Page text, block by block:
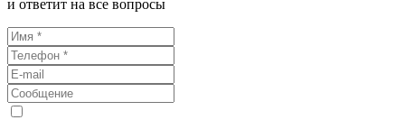
и ответит на все вопросы